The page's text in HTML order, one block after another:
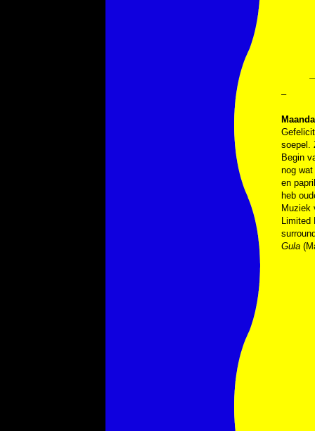
–
soepel.
Begin
nog
en
heb
Muziek
Limited
Gula